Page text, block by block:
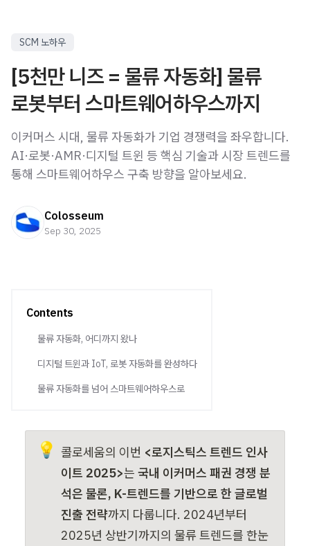
SCM 노하우
[5천만 니즈 = 물류 자동화] 물류
로봇부터 스마트웨어하우스까지
이커머스 시대, 물류 자동화가 기업 경쟁력을 좌우합니다.
AI·로봇·AMR·디지털 트윈 등 핵심 기술과 시장 트렌드를
통해 스마트웨어하우스 구축 방향을 알아보세요.
Colosseum
Sep 30, 2025
Contents
물류 자동화, 어디까지 왔나
디지털 트윈과 IoT, 로봇 자동화를 완성하다
물류 자동화를 넘어 스마트웨어하우스로
💡 콜로세움의 이번 <로지스틱스 트렌드 인사
이트 2025>는 국내 이커머스 패권 경쟁 분
석은 물론, K-트렌드를 기반으로 한 글로벌
진출 전략까지 다룹니다. 2024년부터
2025년 상반기까지의 물류 트렌드를 한눈